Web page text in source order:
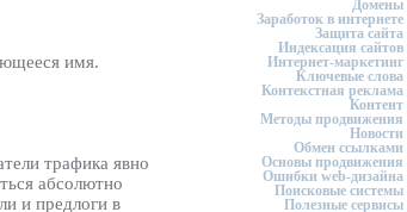
имя.
трафика явно
абсолютно
и предлоги в
Домены
Заработок в интернете
Защита сайта
Индексация сайтов
Интернет-маркетинг
Ключевые слова
Контекстная реклама
Контент
Методы продвижения
Новости
Обмен ссылками
Основы продвижения
Ошибки web-дизайна
Поисковые системы
Полезные сервисы